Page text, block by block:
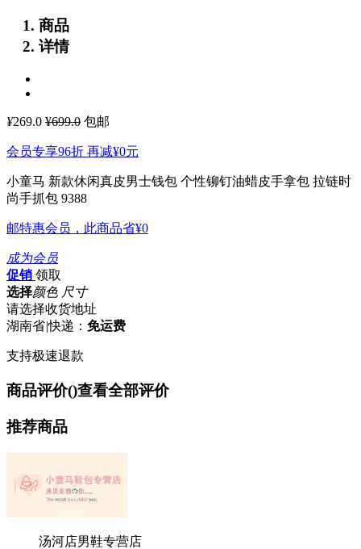
商品
详情
¥269.0 ¥699.0 包邮
会员专享96折 再减¥0元
小童马 新款休闲真皮男士钱包 个性铆钉油蜡皮手拿包 拉链时
尚手抓包 9388
邮特惠会员，此商品省¥0
成为会员
促销 领取
选择颜色 尺寸
请选择收货地址
湖南省|快递： 免运费
支持极速退款
商品评价()查看全部评价
推荐商品
汤河店男鞋专营店